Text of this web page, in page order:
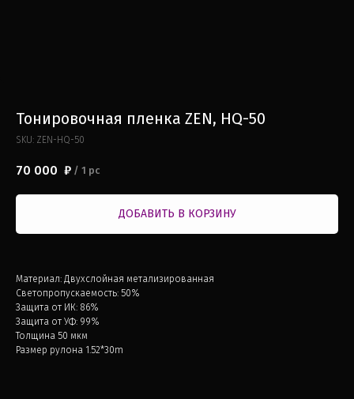
Тонировочная пленка ZEN, HQ-50
SKU: ZEN-HQ-50
70 000 ₽ / 1 pc
ДОБАВИТЬ В КОРЗИНУ
Материал: Двухслойная метализированная
Светопропускаемость: 50%
Защита от ИК: 86%
Защита от УФ: 99%
Толщина 50 мкм
Размер рулона 1.52*30m